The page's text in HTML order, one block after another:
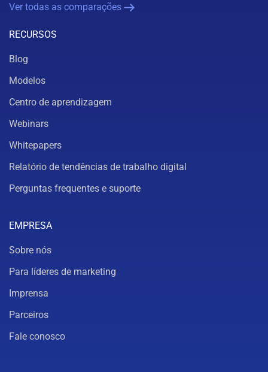
Ver todas as comparações
RECURSOS
Blog
Modelos
Centro de aprendizagem
Webinars
Whitepapers
Relatório de tendências de trabalho digital
Perguntas frequentes e suporte
EMPRESA
Sobre nós
Para líderes de marketing
Imprensa
Parceiros
Fale conosco